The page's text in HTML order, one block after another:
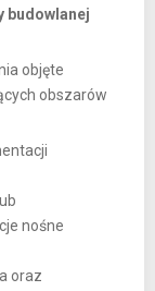
budowlanej
objęte
obszarów
nośne
oraz